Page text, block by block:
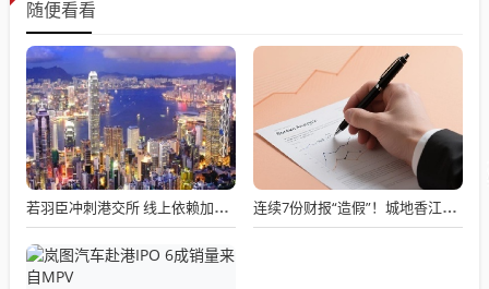
随便看看
若羽臣冲刺港交所 线上依赖加剧股东减持 连续7份财报“造假”！城地香江被监管重锤，3名前高管遭追责，市值蒸发超10亿